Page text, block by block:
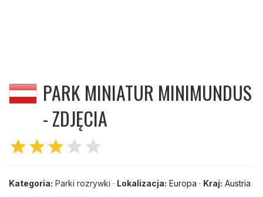
PARK MINIATUR MINIMUNDUS
- ZDJĘCIA
starstarstar star star
Kategoria: Parki rozrywki · Lokalizacja: Europa · Kraj: Austria